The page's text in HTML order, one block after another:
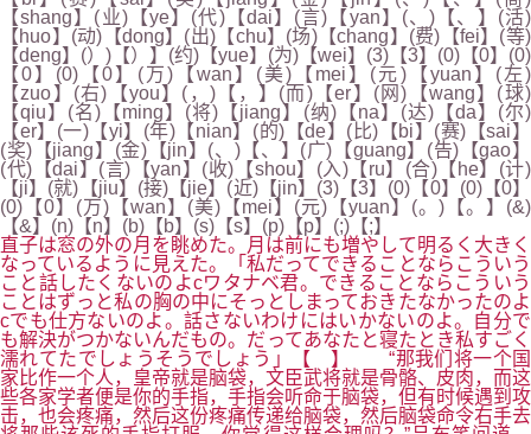
【shang】(业)【ye】(代)【dai】(言)【yan】(、)【、】(活)
【huo】(动)【dong】(出)【chu】(场)【chang】(费)【fei】(等)
【deng】(）)【）】(约)【yue】(为)【wei】(3)【3】(0)【0】(0)
【0】(0)【0】(万)【wan】(美)【mei】(元)【yuan】(左)
【zuo】(右)【you】(，)【，】(而)【er】(网)【wang】(球)
【qiu】(名)【ming】(将)【jiang】(纳)【na】(达)【da】(尔)
【er】(一)【yi】(年)【nian】(的)【de】(比)【bi】(赛)【sai】
(奖)【jiang】(金)【jin】(、)【、】(广)【guang】(告)【gao】
(代)【dai】(言)【yan】(收)【shou】(入)【ru】(合)【he】(计)
【ji】(就)【jiu】(接)【jie】(近)【jin】(3)【3】(0)【0】(0)【0】
(0)【0】(万)【wan】(美)【mei】(元)【yuan】(。)【。】(&)
【&】(n)【n】(b)【b】(s)【s】(p)【p】(;)【;】
直子は窓の外の月を眺めた。月は前にも増やして明るく大きく
なっているように見えた。「私だってできることならこういう
こと話したくないのよcワタナベ君。できることならこういう
ことはずっと私の胸の中にそっとしまっておきたなかったのよ
cでも仕方ないのよ。話さないわけにはいかないのよ。自分で
も解決がつかないんだもの。だってあなたと寝たとき私すごく
濡れてたでしょうそうでしょう」【 】 “那我们将一个国
家比作一个人，皇帝就是脑袋，文臣武将就是骨骼、皮肉，而这
些各家学者便是你的手指，手指会听命于脑袋，但有时候遇到攻
击，也会疼痛，然后这份疼痛传递给脑袋，然后脑袋命令右手去